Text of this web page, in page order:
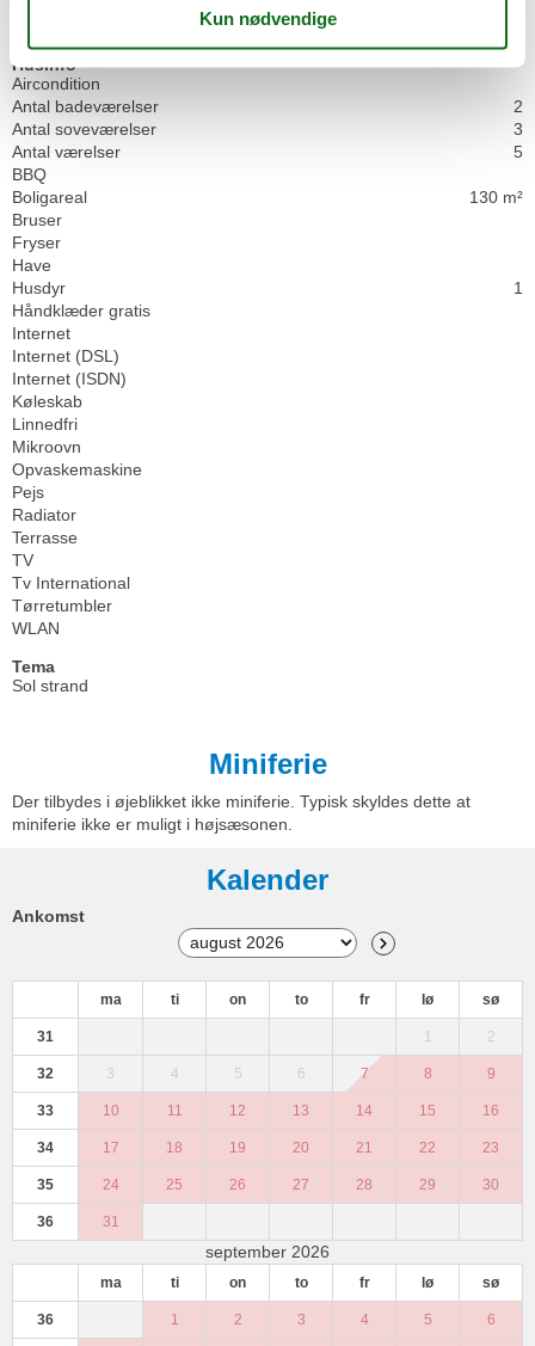
Faciliteter
Husinfo
Aircondition
Antal badeværelser
2
Antal soveværelser
3
Antal værelser
5
BBQ
Boligareal
130 m²
Bruser
Fryser
Have
Husdyr
1
Håndklæder gratis
Internet
Internet (DSL)
Internet (ISDN)
Køleskab
Linnedfri
Mikroovn
Opvaskemaskine
Pejs
Radiator
Terrasse
TV
Tv International
Tørretumbler
WLAN
Tema
Sol strand
Miniferie
Der tilbydes i øjeblikket ikke miniferie. Typisk skyldes dette at
miniferie ikke er muligt i højsæsonen.
Kalender
Ankomst
ma ti on to fr lø sø
31 1 2
32 3 4 5 6 7 8 9
33 10 11 12 13 14 15 16
34 17 18 19 20 21 22 23
35 24 25 26 27 28 29 30
36 31
september 2026
ma ti on to fr lø sø
36 1 2 3 4 5 6